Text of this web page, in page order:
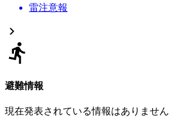
雷注意報
避難情報
現在発表されている情報はありません